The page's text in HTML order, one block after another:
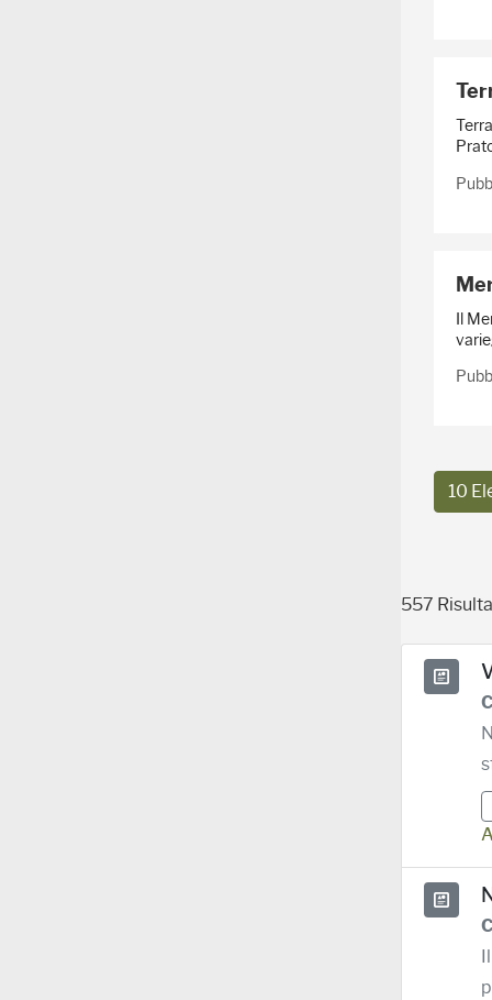
Il
10
557